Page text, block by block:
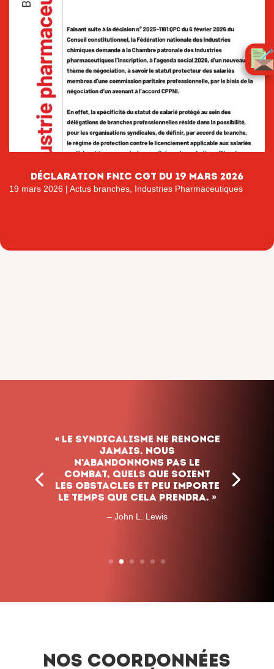
déclaration fnic cgt du 19 mars 2026
19 mars 2026 | Actus branches Industries Pharmaceutiques
« Le syndicalisme ne renonce
jamais. Nous
n’abandonnons pas le
combat, quels que soient
les obstacles et peu importe
le temps que cela prendra. »
– John L. Lewis
Nos coordonnées